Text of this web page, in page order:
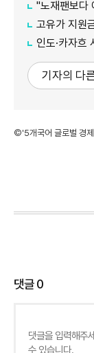
"노재팬보다
고유가 지원금
인도·카자흐
기자의 다
©'5개국어 글로벌 경제
댓글0